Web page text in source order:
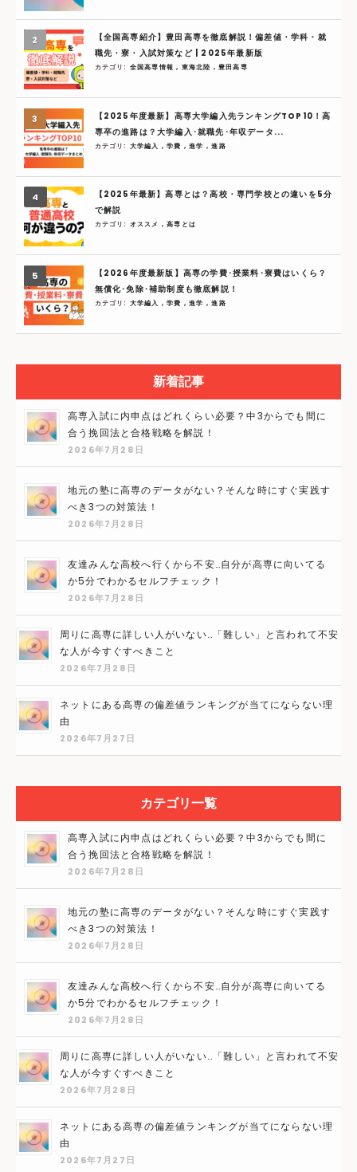
【全国高専紹介】豊田高専を徹底解説！偏差値・学科・就
職先・寮・入試対策など | 2025年最新版
カテゴリ: 全国高専情報, 東海北陸 ,豊田高専
【2025年度最新】高専大学編入先ランキングTOP10！高
専卒の進路は？大学編入･就職先･年収データ...
カテゴリ: 大学編入 ,学費 ,進学 ,進路
【2025年最新】高専とは？高校・専門学校との違いを5分
で解説
カテゴリ: オススメ ,高専とは
【2026年度最新版】高専の学費･授業料･寮費はいくら？
無償化･免除･補助制度も徹底解説！
カテゴリ: 大学編入 ,学費 ,進学 ,進路
新着記事
高専入試に内申点はどれくらい必要？中3からでも間に
合う挽回法と合格戦略を解説！
2026年7月28日
地元の塾に高専のデータがない？そんな時にすぐ実践す
べき3つの対策法！
2026年7月28日
友達みんな高校へ行くから不安…自分が高専に向いてる
か5分でわかるセルフチェック！
2026年7月28日
周りに高専に詳しい人がいない…「難しい」と言われて不安
な人が今すぐすべきこと
2026年7月28日
ネットにある高専の偏差値ランキングが当てにならない理
由
2026年7月27日
カテゴリ一覧
高専入試に内申点はどれくらい必要？中3からでも間に
合う挽回法と合格戦略を解説！
2026年7月28日
地元の塾に高専のデータがない？そんな時にすぐ実践す
べき3つの対策法！
2026年7月28日
友達みんな高校へ行くから不安…自分が高専に向いてる
か5分でわかるセルフチェック！
2026年7月28日
周りに高専に詳しい人がいない…「難しい」と言われて不安
な人が今すぐすべきこと
2026年7月28日
ネットにある高専の偏差値ランキングが当てにならない理
由
2026年7月27日